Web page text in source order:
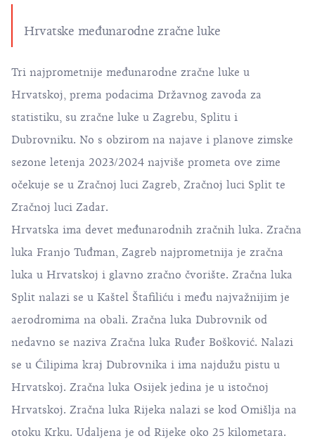
Hrvatske međunarodne zračne luke
Tri najprometnije međunarodne zračne luke u
Hrvatskoj, prema podacima Državnog zavoda za
statistiku, su zračne luke u Zagrebu, Splitu i
Dubrovniku. No s obzirom na najave i planove zimske
sezone letenja 2023/2024 najviše prometa ove zime
očekuje se u Zračnoj luci Zagreb, Zračnoj luci Split te
Zračnoj luci Zadar.
Hrvatska ima devet međunarodnih zračnih luka. Zračna
luka Franjo Tuđman, Zagreb najprometnija je zračna
luka u Hrvatskoj i glavno zračno čvorište. Zračna luka
Split nalazi se u Kaštel Štafiliću i među najvažnijim je
aerodromima na obali. Zračna luka Dubrovnik od
nedavno se naziva Zračna luka Ruđer Bošković. Nalazi
se u Ćilipima kraj Dubrovnika i ima najdužu pistu u
Hrvatskoj. Zračna luka Osijek jedina je u istočnoj
Hrvatskoj. Zračna luka Rijeka nalazi se kod Omišlja na
otoku Krku. Udaljena je od Rijeke oko 25 kilometara.